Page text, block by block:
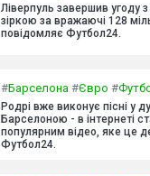
Ліверпуль завершив угоду
зіркою за вражаючі 128
повідомляє Футбол24.
#Барселона #Євро #
Родрі вже виконує пісні у
Барселоною - в інтернеті
популярним відео, яке це
Футбол24.